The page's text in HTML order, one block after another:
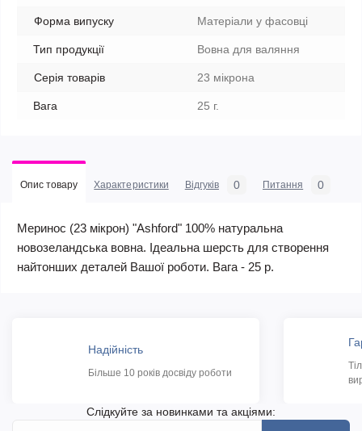
Форма випуску Матеріали у фасовці
Тип продукції Вовна для валяння
Серія товарів 23 мікрона
Вага 25 г.
Опис товару Характеристики Відгуків 0 Питання 0
Меринос (23 мікрон) "Ashford" 100% натуральна
новозеландська вовна. Ідеальна шерсть для створення
найтонших деталей Вашої роботи. Вага - 25 р.
Надійність
Більше 10 років досвіду роботи
Слідкуйте за новинками та акціями: